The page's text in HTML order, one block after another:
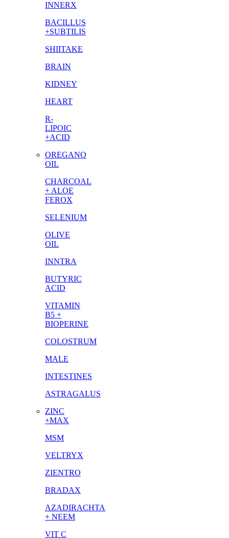
INNERX
BACILLUS
+SUBTILIS
SHIITAKE
BRAIN
KIDNEY
HEART
R-
LIPOIC
+ACID
OREGANO
OIL
CHARCOAL
+ ALOE
FEROX
SELENIUM
OLIVE
OIL
INNTRA
BUTYRIC
ACID
VITAMIN
B5 +
BIOPERINE
COLOSTRUM
MALE
INTESTINES
ASTRAGALUS
ZINC
+MAX
MSM
VELTRYX
ZIENTRO
BRADAX
AZADIRACHTA
+ NEEM
VIT C